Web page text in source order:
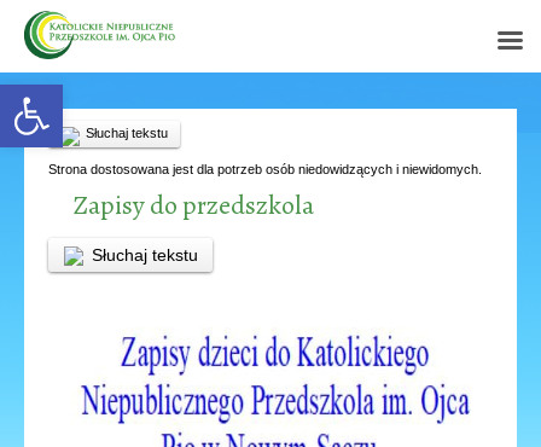
Open toolbar
Słuchaj tekstu
Strona dostosowana jest dla potrzeb osób niedowidzących i niewidomych.
Zapisy do przedszkola
Słuchaj tekstu